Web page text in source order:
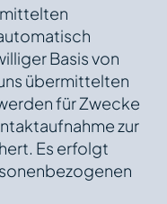
Basis von
übermittelten
für Zwecke
zur
Es erfolgt